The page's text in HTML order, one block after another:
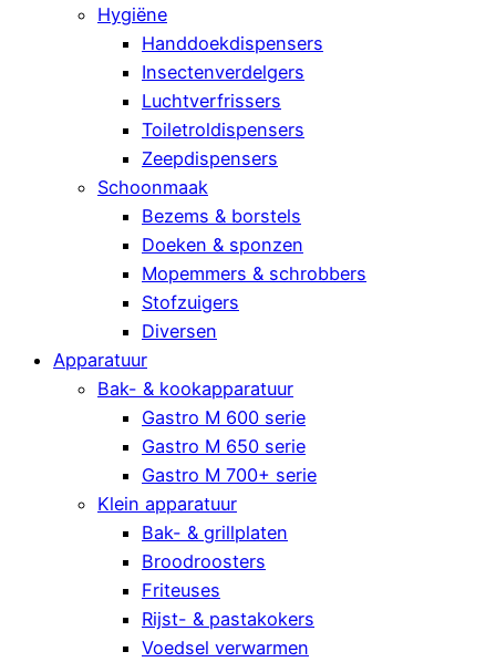
Hygiëne
Handdoekdispensers
Insectenverdelgers
Luchtverfrissers
Toiletroldispensers
Zeepdispensers
Schoonmaak
Bezems & borstels
Doeken & sponzen
Mopemmers & schrobbers
Stofzuigers
Diversen
Apparatuur
Bak- & kookapparatuur
Gastro M 600 serie
Gastro M 650 serie
Gastro M 700+ serie
Klein apparatuur
Bak- & grillplaten
Broodroosters
Friteuses
Rijst- & pastakokers
Voedsel verwarmen